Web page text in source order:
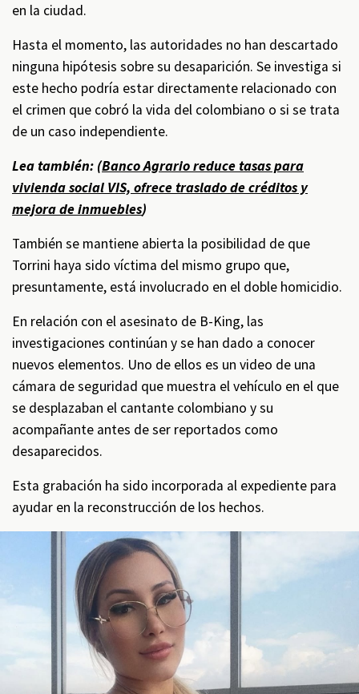
en la ciudad.
Hasta el momento, las autoridades no han descartado
ninguna hipótesis sobre su desaparición. Se investiga si
este hecho podría estar directamente relacionado con
el crimen que cobró la vida del colombiano o si se trata
de un caso independiente.
Lea también: (Banco Agrario reduce tasas para
vivienda social VIS, ofrece traslado de créditos y
mejora de inmuebles)
También se mantiene abierta la posibilidad de que
Torrini haya sido víctima del mismo grupo que,
presuntamente, está involucrado en el doble homicidio.
En relación con el asesinato de B-King, las
investigaciones continúan y se han dado a conocer
nuevos elementos. Uno de ellos es un video de una
cámara de seguridad que muestra el vehículo en el que
se desplazaban el cantante colombiano y su
acompañante antes de ser reportados como
desaparecidos.
Esta grabación ha sido incorporada al expediente para
ayudar en la reconstrucción de los hechos.